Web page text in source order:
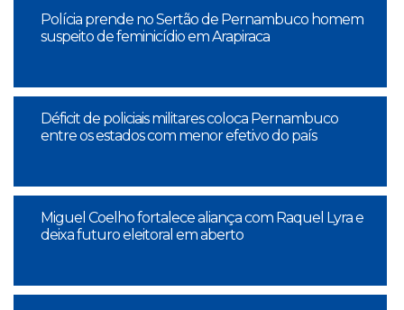
Polícia prende no Sertão de Pernambuco homem
suspeito de feminicídio em Arapiraca
Déficit de policiais militares coloca Pernambuco
entre os estados com menor efetivo do país
Miguel Coelho fortalece aliança com Raquel Lyra e
deixa futuro eleitoral em aberto